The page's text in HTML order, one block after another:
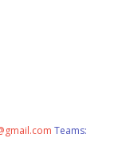
Teams: